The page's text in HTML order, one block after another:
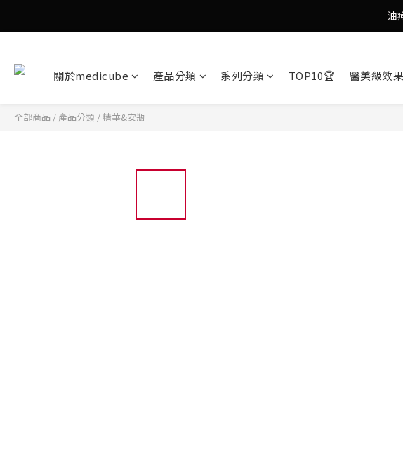
關於medicube 產品分類 系列分類 TOP10🏆 醫美級效
全部商品 / 產品分類 /精華&安瓶